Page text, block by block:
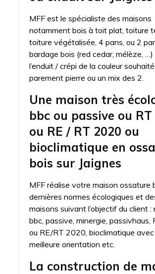
MFF est le spécialiste des maisons
notamment bois à toit plat, toiture
toiture végétalisée, 4 pans, ou 2
bardage bois (red cedar, mélèze, …)
l’enduit / crépi de la couleur
parement pierre ou un mix des 2.
Une maison très
bbc ou passive ou RT
ou RE / RT 2020 ou
bioclimatique en
bois sur Jaignes
MFF réalise votre maison ossature
dernières normes écologiques et
maisons suivant l’objectif du client :
bbc, passive, minergie, passivhaus,
ou RE/RT 2020, bioclimatique avec
meilleure orientation etc.
La construction de